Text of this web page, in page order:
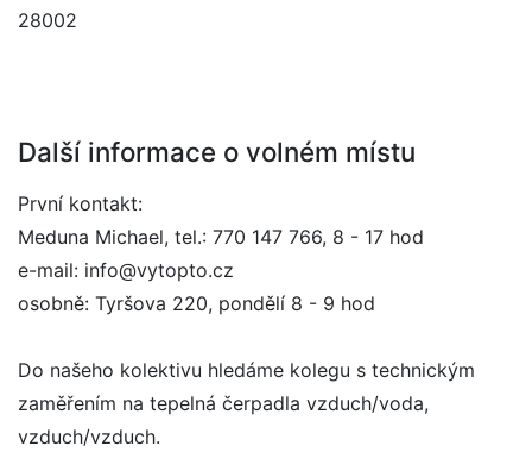
28002
Další informace o volném místu
První kontakt:
Meduna Michael, tel.: 770 147 766, 8 - 17 hod
e-mail: info@vytopto.cz
osobně: Tyršova 220, pondělí 8 - 9 hod
Do našeho kolektivu hledáme kolegu s technickým
zaměřením na tepelná čerpadla vzduch/voda,
vzduch/vzduch.